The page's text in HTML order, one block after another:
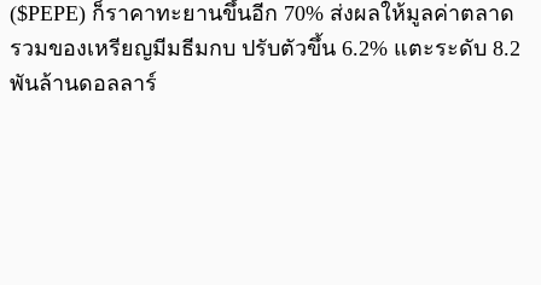
($PEPE) ก็ราคาทะยานขึ้นอีก 70% ส่งผลให้มูลค่าตลาด
รวมของเหรียญมีมธีมกบ ปรับตัวขึ้น 6.2% แตะระดับ 8.2
พันล้านดอลลาร์